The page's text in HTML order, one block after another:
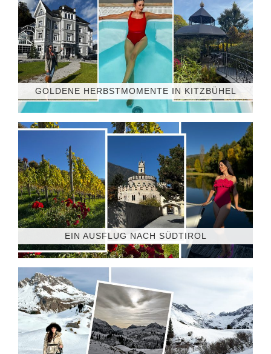
GOLDENE HERBSTMOMENTE IN KITZBÜHEL
EIN AUSFLUG NACH SÜDTIROL